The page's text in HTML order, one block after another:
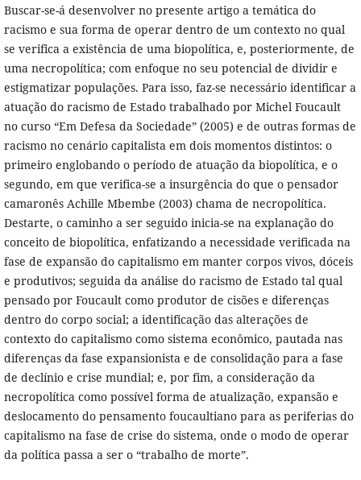
Buscar-se-á desenvolver no presente artigo a temática do
racismo e sua forma de operar dentro de um contexto no qual
se verifica a existência de uma biopolítica, e, posteriormente, de
uma necropolítica; com enfoque no seu potencial de dividir e
estigmatizar populações. Para isso, faz-se necessário identificar a
atuação do racismo de Estado trabalhado por Michel Foucault
no curso “Em Defesa da Sociedade” (2005) e de outras formas de
racismo no cenário capitalista em dois momentos distintos: o
primeiro englobando o período de atuação da biopolítica, e o
segundo, em que verifica-se a insurgência do que o pensador
camaronês Achille Mbembe (2003) chama de necropolítica.
Destarte, o caminho a ser seguido inicia-se na explanação do
conceito de biopolítica, enfatizando a necessidade verificada na
fase de expansão do capitalismo em manter corpos vivos, dóceis
e produtivos; seguida da análise do racismo de Estado tal qual
pensado por Foucault como produtor de cisões e diferenças
dentro do corpo social; a identificação das alterações de
contexto do capitalismo como sistema econômico, pautada nas
diferenças da fase expansionista e de consolidação para a fase
de declínio e crise mundial; e, por fim, a consideração da
necropolítica como possível forma de atualização, expansão e
deslocamento do pensamento foucaultiano para as periferias do
capitalismo na fase de crise do sistema, onde o modo de operar
da política passa a ser o “trabalho de morte”.